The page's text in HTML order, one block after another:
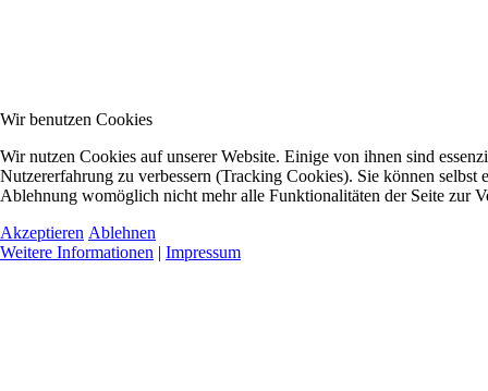
Wir benutzen Cookies
Wir nutzen Cookies auf unserer Website. Einige von ihnen sind
Nutzererfahrung zu verbessern (Tracking Cookies). Sie können selbst
Ablehnung womöglich nicht mehr alle Funktionalitäten der Seite zur
Akzeptieren Ablehnen
Weitere Informationen | Impressum